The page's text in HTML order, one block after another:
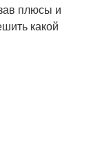
плюсы и
какой